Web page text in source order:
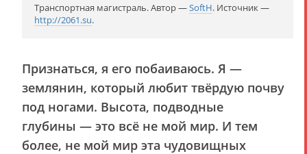
Транспортная магистраль. Автор —SoftH. Источник —
http://2061.su.
Признаться, я его побаиваюсь. Я —
землянин, который любит твёрдую почву
под ногами. Высота, подводные
глубины — это всё не мой мир. И тем
более, не мой мир эта чудовищных